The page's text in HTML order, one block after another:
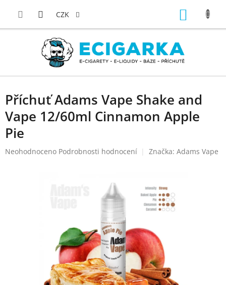
CZK
Příchuť Adams Vape Shake and
Vape 12/60ml Cinnamon Apple
Pie
Průměrné
Neohodnoceno Podrobnosti hodnocení Značka: Adams Vape